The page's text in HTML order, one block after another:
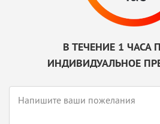
В ТЕЧЕНИЕ 1 ЧАСА
ИНДИВИДУАЛЬНОЕ